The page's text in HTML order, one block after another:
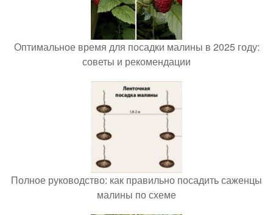
Оптимальное время для посадки малины в 2025 году:
советы и рекомендации
Полное руководство: как правильно посадить саженцы
малины по схеме